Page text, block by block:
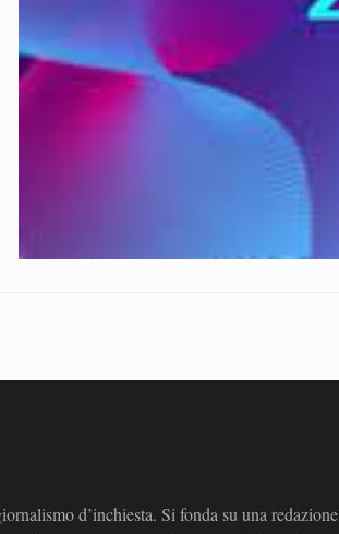
d’inchiesta. Si fonda su una redazione